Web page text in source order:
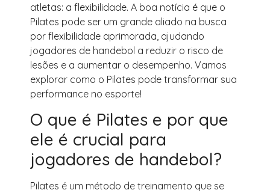
atletas: a flexibilidade. A boa notícia é que o
Pilates pode ser um grande aliado na busca
por flexibilidade aprimorada, ajudando
jogadores de handebol a reduzir o risco de
lesões e a aumentar o desempenho. Vamos
explorar como o Pilates pode transformar sua
performance no esporte!
O que é Pilates e por que
ele é crucial para
jogadores de handebol?
Pilates é um método de treinamento que se